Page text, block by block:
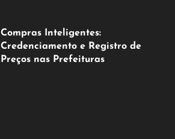
de
2026
Compras Inteligentes:
Credenciamento e Registro de
Preços nas Prefeituras